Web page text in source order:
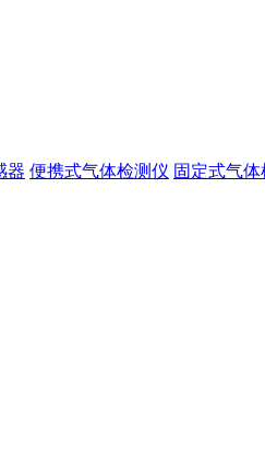
器 便携式气体检测仪 固定式气体